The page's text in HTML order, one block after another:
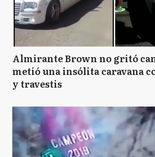
Almirante Brown no gritó
metió una insólita caravana
y travestis